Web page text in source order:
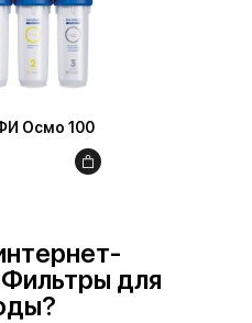
Осмо 100
для